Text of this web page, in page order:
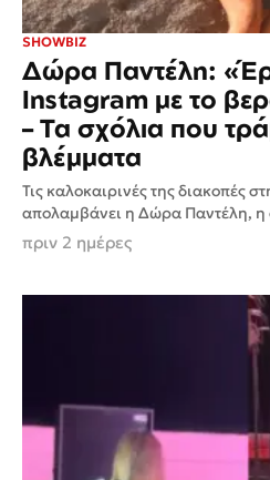
SHOWBIZ
Δώρα Παντέλη:
Instagram με το
– Τα σχόλια που
βλέμματα
Τις καλοκαιρινές της διακοπές
απολαμβάνει η Δώρα Παντέλη, η
διαδικτυακούς της φίλους ένα
από...
πριν 2 ημέρες